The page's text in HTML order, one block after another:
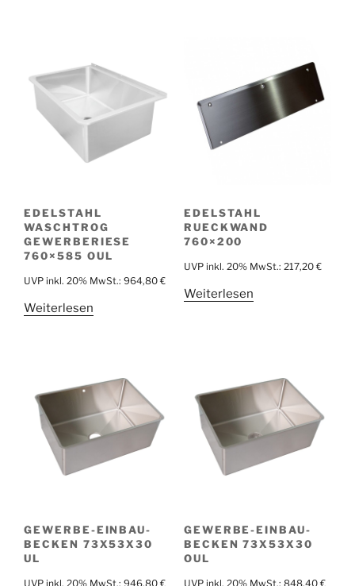
EDELSTAHL
WASCHTROG
GEWERBERIESE
760×585 OUL
UVP inkl. 20% MwSt.: 964,80 €
Weiterlesen
EDELSTAHL
RUECKWAND
760×200
UVP inkl. 20% MwSt.: 217,20 €
Weiterlesen
GEWERBE-EINBAU-
BECKEN 73X53X30
UL
UVP inkl. 20% MwSt.: 946,80 €
GEWERBE-EINBAU-
BECKEN 73X53X30
OUL
UVP inkl. 20% MwSt.: 848,40 €